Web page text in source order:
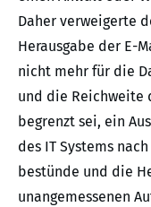
Daher verweigerte
Herausgabe der E-
nicht mehr für die
und die Reichweite
begrenzt sei, ein
des IT Systems
bestünde und die
unangemessenen